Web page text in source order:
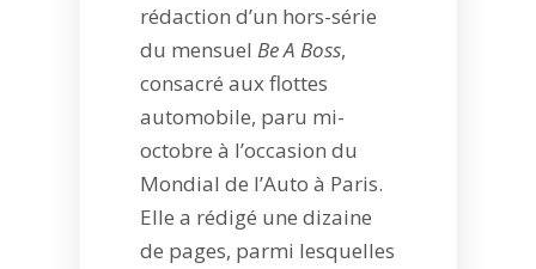
rédaction d’un hors-série
du mensuel Be A Boss,
consacré aux flottes
automobile, paru mi-
octobre à l’occasion du
Mondial de l’Auto à Paris.
Elle a rédigé une dizaine
de pages, parmi lesquelles